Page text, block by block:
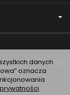
danych
oznacza
.